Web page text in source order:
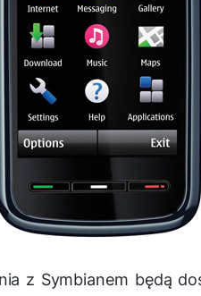
z Symbianem będą